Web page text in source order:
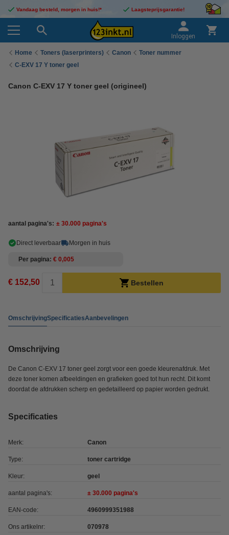
Vandaag besteld, morgen in huis!* Laagsteprijsgarantie!
Inloggen
Home Toners (laserprinters) Canon
Toner nummer
C-EXV 17 Y toner geel
Canon C-EXV 17 Y toner geel (origineel)
aantal pagina's: ± 30.000 pagina's
Direct leverbaar Morgen in huis
Per pagina € 0,005
€ 152,50 Bestellen
OmschrijvingSpecificatiesAanbevelingen
Omschrijving
De Canon C-EXV 17 toner geel zorgt voor een goede kleurenafdruk. Met
deze toner komen afbeeldingen en grafieken goed tot hun recht. Dit komt
doordat de afdrukken scherp en gedetailleerd op papier worden gedrukt.
Specificaties
Merk: Canon
Type: toner cartridge
Kleur: geel
aantal pagina's: ± 30.000 pagina's
EAN-code: 4960999351988
Ons artikelnr: 070978